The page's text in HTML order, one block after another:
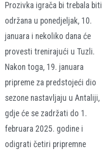
Prozivka igrača bi trebala biti
održana u ponedjeljak, 10.
januara i nekoliko dana će
provesti trenirajući u Tuzli.
Nakon toga, 19. januara
pripreme za predstojeći dio
sezone nastavljaju u Antaliji,
gdje će se zadržati do 1.
februara 2025. godine i
odigrati četiri pripremne